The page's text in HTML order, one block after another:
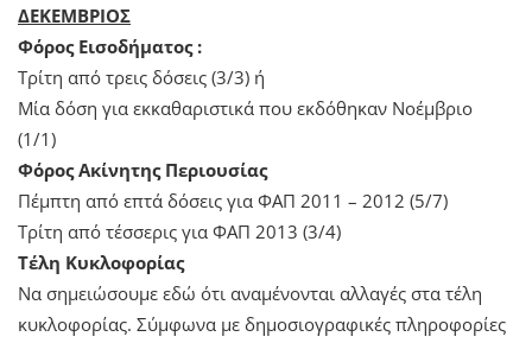
ΔΕΚΕΜΒΡΙΟΣ
Φόρος Εισοδήματος :
Τρίτη από τρεις δόσεις (3/3) ή
Μία δόση για εκκαθαριστικά που εκδόθηκαν Νοέμβριο
(1/1)
Φόρος Ακίνητης Περιουσίας
Πέμπτη από επτά δόσεις για ΦΑΠ 2011 – 2012 (5/7)
Τρίτη από τέσσερις για ΦΑΠ 2013 (3/4)
Τέλη Κυκλοφορίας
Να σημειώσουμε εδώ ότι αναμένονται αλλαγές στα τέλη
κυκλοφορίας. Σύμφωνα με δημοσιογραφικές πληροφορίες